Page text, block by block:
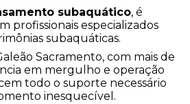
subaquático, é
profissionais especializados
subaquáticas.
Sacramento, com mais de
em mergulho e operação
todo o suporte necessário
inesquecível.